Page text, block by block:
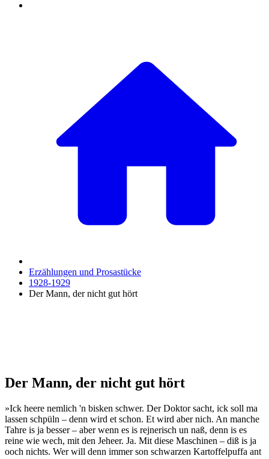
Erzählungen und Prosastücke
1928-1929
Der Mann, der nicht gut hört
Der Mann, der nicht gut hört
»Ick heere nemlich 'n bisken schwer. Der Doktor sacht, ick soll ma
lassen schpüln – denn wird et schon. Et wird aber nich. An manche
Tahre is ja besser – aber wenn es is rejnerisch un naß, denn is es
reine wie wech, mit den Jeheer. Ja. Mit diese Maschinen – diß is ja
ooch nichts. Wer will denn immer son schwarzen Kartoffelpuffa ant